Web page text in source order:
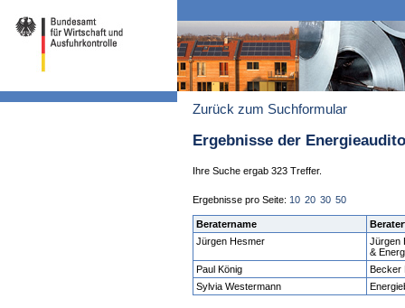
Zurück zum Suchformular
Ergebnisse der
Ihre Suche ergab 323 Treffer.
Ergebnisse pro Seite: 10 20 30 50
Beratername
Jürgen Hesmer
Jürgen
&
Paul König
Becker
Sylvia Westermann